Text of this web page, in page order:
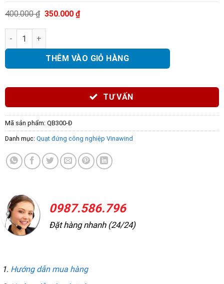
400.000₫ Giá
là:
350.000 ₫Giá
Quạt đứng lửng Vinawind QB300-Đ số lượng
THÊM VÀO GIỎ HÀNG
TƯ VẤN
Mã sản phẩm: QB300-Đ
Danh mục: Quạt đứng công nghiệp Vinawind
0987.586.796
Đặt hàng nhanh (24/24)
Hướng dẫn mua hàng